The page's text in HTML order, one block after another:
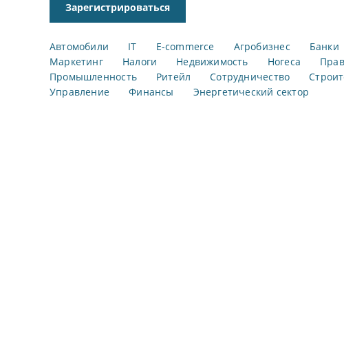
Зарегистрироваться
Автомобили IT E-commerce Агробизнес Банки
Маркетинг
Налоги Недвижимость Ногеса
Промышленность
Ритейл Сотрудничество
Управление
Финансы Энергетический сектор